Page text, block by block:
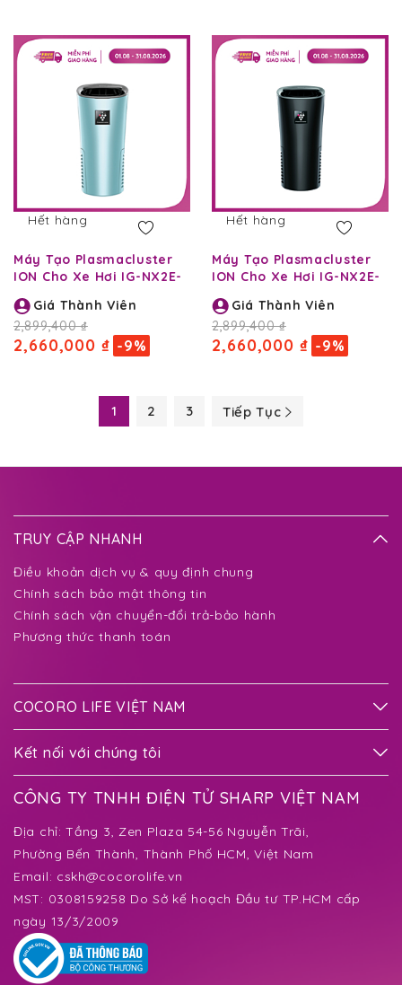
Hết hàng
Máy Tạo Plasmacluster
ION Cho Xe Hơi IG-NX2E-
Giá Thành Viên
2,899,400 ₫
2,660,000 ₫ -9%
Hết hàng
Máy Tạo Plasmacluster
ION Cho Xe Hơi IG-NX2E-
Giá Thành Viên
2,899,400 ₫
2,660,000 ₫ -9%
1 2 3 Tiếp Tục
TRUY CẬP NHANH
Điều khoản dịch vụ & quy định chung
Chính sách bảo mật thông tin
Chính sách vận chuyển-đổi trả-bảo hành
Phương thức thanh toán
COCORO LIFE VIỆT NAM
Kết nối với chúng tôi
CÔNG TY TNHH ĐIỆN TỬ SHARP VIỆT NAM
Địa chỉ:Tầng 3, Zen Plaza 54-56 Nguyễn Trãi,
Phường Bến Thành, Thành Phố HCM, Việt Nam
Email: cskh@cocorolife.vn
MST: 0308159258 Do Sở kế hoạch Đầu tư TP.HCM cấp
ngày 13/3/2009